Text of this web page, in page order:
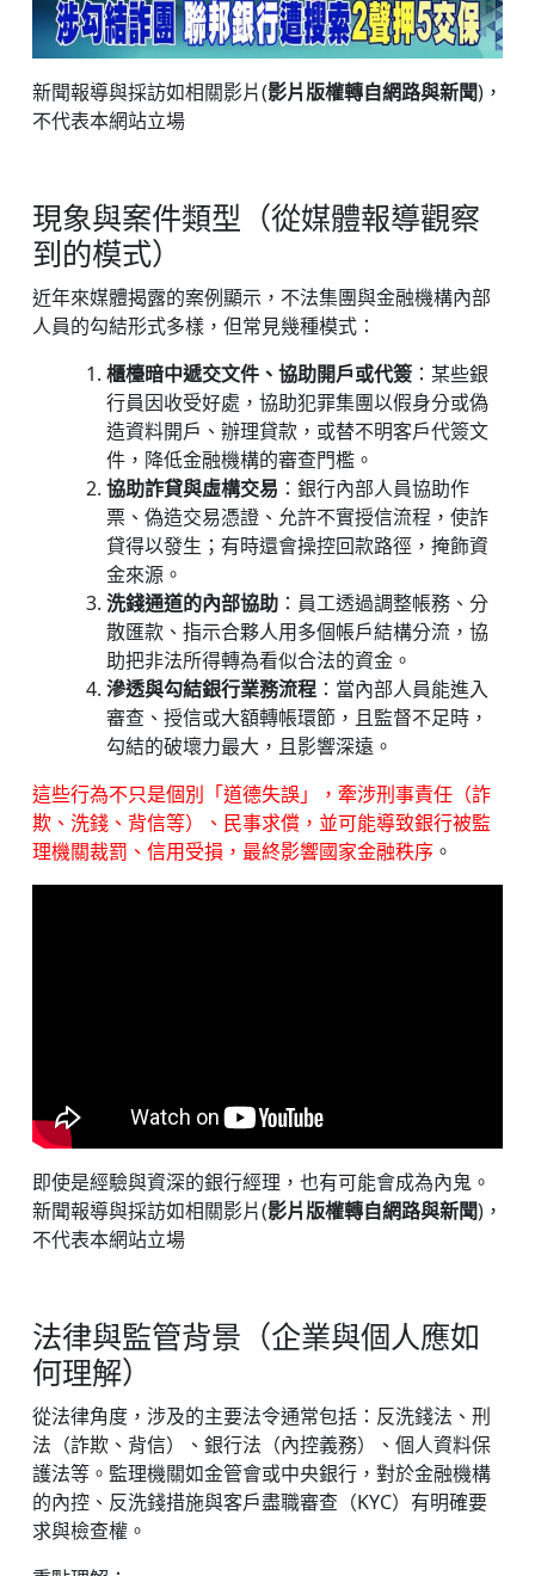
新聞報導與採訪如相關影片(影片版權轉自網路與新聞)，
不代表本網站立場
現象與案件類型（從媒體報導觀察
到的模式）
近年來媒體揭露的案例顯示，不法集團與金融機構內部
人員的勾結形式多樣，但常見幾種模式：
櫃檯暗中遞交文件、協助開戶或代簽 ：某些銀
行員因收受好處，協助犯罪集團以假身分或偽
造資料開戶、辦理貸款，或替不明客戶代簽文
件，降低金融機構的審查門檻。
協助詐貸與虛構交易 ：銀行內部人員協助作
票、偽造交易憑證、允許不實授信流程，使詐
貸得以發生；有時還會操控回款路徑，掩飾資
金來源。
洗錢通道的內部協助 ：員工透過調整帳務、分
散匯款、指示合夥人用多個帳戶結構分流，協
助把非法所得轉為看似合法的資金。
滲透與勾結銀行業務流程 ：當內部人員能進入
審查、授信或大額轉帳環節，且監督不足時，
勾結的破壞力最大，且影響深遠。
這些行為不只是個別「道德失誤」，牽涉刑事責任（詐
欺、洗錢、背信等）、民事求償，並可能導致銀行被監
理機關裁罰、信用受損，最終影響國家金融秩序 。
即使是經驗與資深的銀行經理，也有可能會成為內鬼。
新聞報導與採訪如相關影片(影片版權轉自網路與新聞)，
不代表本網站立場
法律與監管背景（企業與個人應如
何理解）
從法律角度，涉及的主要法令通常包括：反洗錢法、刑
法（詐欺、背信）、銀行法（內控義務）、個人資料保
護法等。監理機關如金管會或中央銀行，對於金融機構
的內控、反洗錢措施與客戶盡職審查（KYC）有明確要
求與檢查權。